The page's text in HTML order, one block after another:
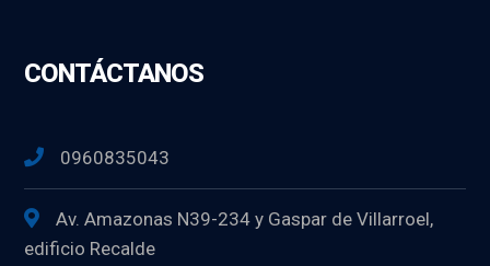
CONTÁCTANOS
0960835043
Av. Amazonas N39-234 y Gaspar de Villarroel,
edificio Recalde